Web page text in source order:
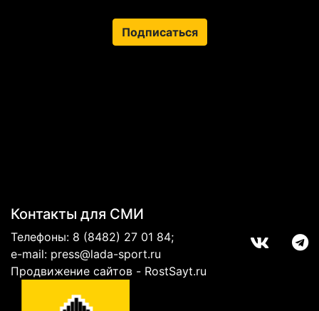
Подписаться
Контакты для СМИ
Телефоны: 8 (8482) 27 01 84;
e-mail: press@lada-sport.ru
Продвижение сайтов - RostSayt.ru